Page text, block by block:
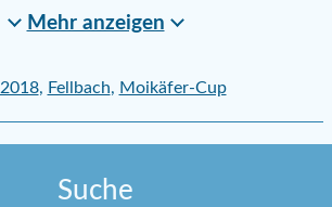
Mehr anzeigen
2018, Fellbach, Moikäfer-Cup
Suche